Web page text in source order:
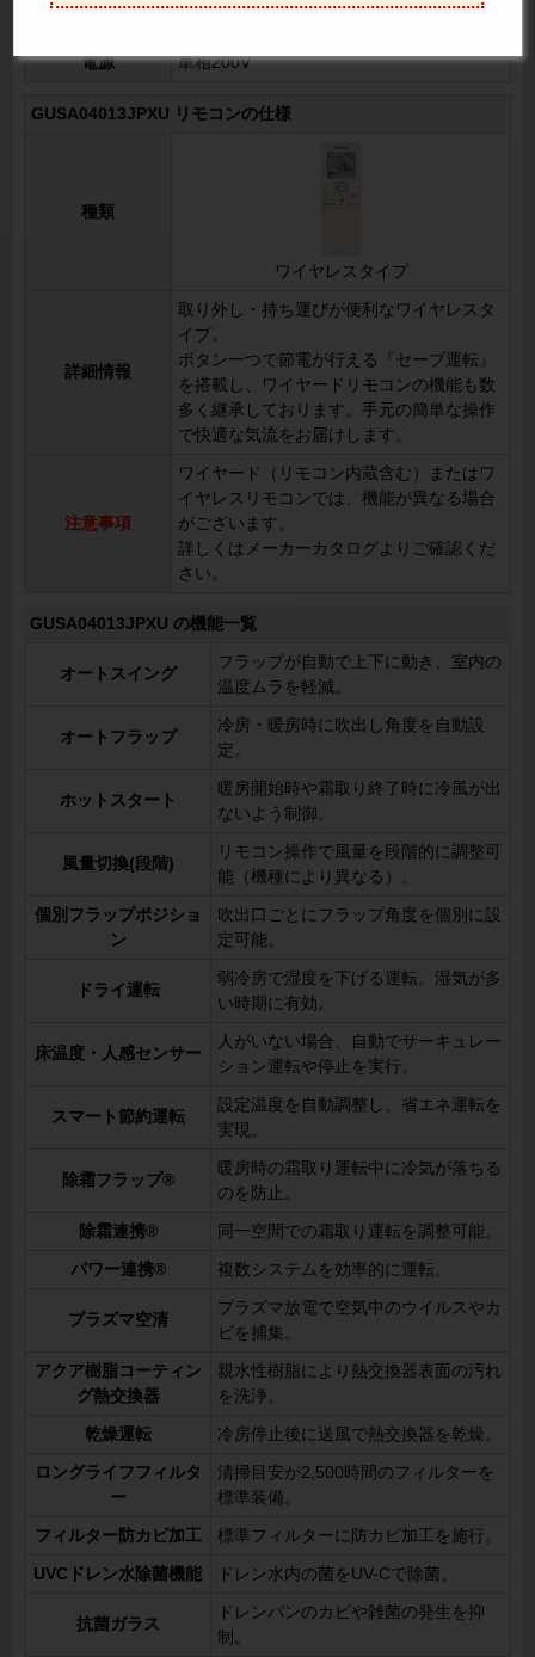
運転方式
電源 単相200V
GUSA04013JPXU リモコンの仕様
種類
ワイヤレスタイプ
詳細情報
取り外し・持ち運びが便利なワイヤレスタ
イプ。
ボタン一つで節電が行える『セーブ運転』
を搭載し、ワイヤードリモコンの機能も数
多く継承しております。手元の簡単な操作
で快適な気流をお届けします。
注意事項
ワイヤード（リモコン内蔵含む）またはワ
イヤレスリモコンでは、機能が異なる場合
がございます。
詳しくはメーカーカタログよりご確認くだ
さい。
GUSA04013JPXU の機能一覧
オートスイング
フラップが自動で上下に動き、室内の
温度ムラを軽減。
オートフラップ
冷房・暖房時に吹出し角度を自動設
定。
ホットスタート
暖房開始時や霜取り終了時に冷風が出
ないよう制御。
風量切換(段階)
リモコン操作で風量を段階的に調整可
能（機種により異なる）。
個別フラップポジショ
ン
吹出口ごとにフラップ角度を個別に設
定可能。
ドライ運転
弱冷房で湿度を下げる運転。湿気が多
い時期に有効。
床温度・人感センサー
人がいない場合、自動でサーキュレー
ション運転や停止を実行。
スマート節約運転
設定温度を自動調整し、省エネ運転を
実現。
除霜フラップ®
暖房時の霜取り運転中に冷気が落ちる
のを防止。
除霜連携® 同一空間での霜取り運転を調整可能。
パワー連携® 複数システムを効率的に運転。
プラズマ空清
プラズマ放電で空気中のウイルスやカ
ビを捕集。
アクア樹脂コーティン
グ熱交換器
親水性樹脂により熱交換器表面の汚れ
を洗浄。
乾燥運転 冷房停止後に送風で熱交換器を乾燥。
ロングライフフィルタ
ー
清掃目安が2,500時間のフィルターを
標準装備。
フィルター防カビ加工 標準フィルターに防カビ加工を施行。
UVCドレン水除菌機能 ドレン水内の菌をUV-Cで除菌。
抗菌ガラス
ドレンパンのカビや雑菌の発生を抑
制。